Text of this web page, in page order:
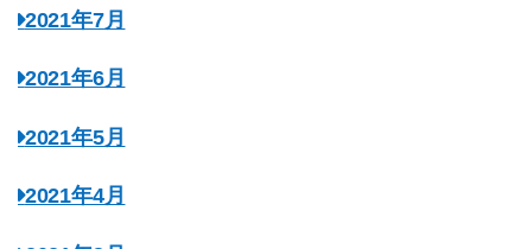
2021年7月
2021年6月
2021年5月
2021年4月